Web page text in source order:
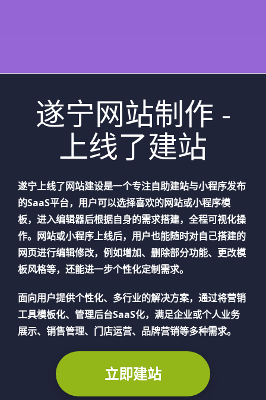
遂宁网站制作 -
上线了建站
遂宁上线了网站建设是一个专注自助建站与小程序发布
的SaaS平台，用户可以选择喜欢的网站或小程序模
板，进入编辑器后根据自身的需求搭建，全程可视化操
作。网站或小程序上线后，用户也能随时对自己搭建的
网页进行编辑修改，例如增加、删除部分功能、更改模
板风格等，还能进一步个性化定制需求。
面向用户提供个性化、多行业的解决方案，通过将营销
工具模板化、管理后台SaaS化，满足企业或个人业务
展示、销售管理、门店运营、品牌营销等多种需求。
立即建站